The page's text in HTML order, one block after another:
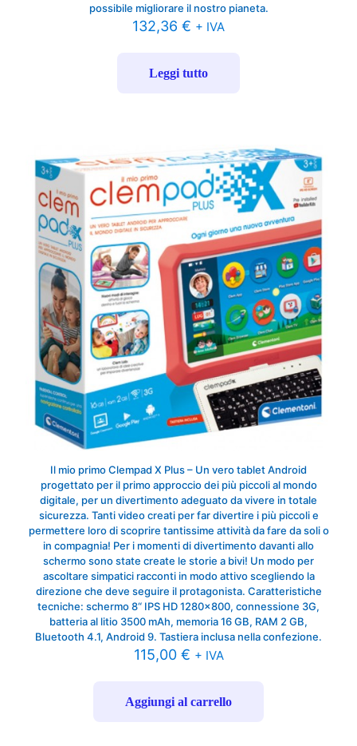
possibile migliorare il nostro pianeta.
132,36 € + IVA
Leggi tutto
Il mio primo Clempad X Plus – Un vero tablet Android
progettato per il primo approccio dei più piccoli al mondo
digitale, per un divertimento adeguato da vivere in totale
sicurezza. Tanti video creati per far divertire i più piccoli e
permettere loro di scoprire tantissime attività da fare da soli o
in compagnia! Per i momenti di divertimento davanti allo
schermo sono state create le storie a bivi! Un modo per
ascoltare simpatici racconti in modo attivo scegliendo la
direzione che deve seguire il protagonista. Caratteristiche
tecniche: schermo 8“ IPS HD 1280×800, connessione 3G,
batteria al litio 3500 mAh, memoria 16 GB, RAM 2 GB,
Bluetooth 4.1, Android 9. Tastiera inclusa nella confezione.
115,00 € + IVA
Aggiungi al carrello